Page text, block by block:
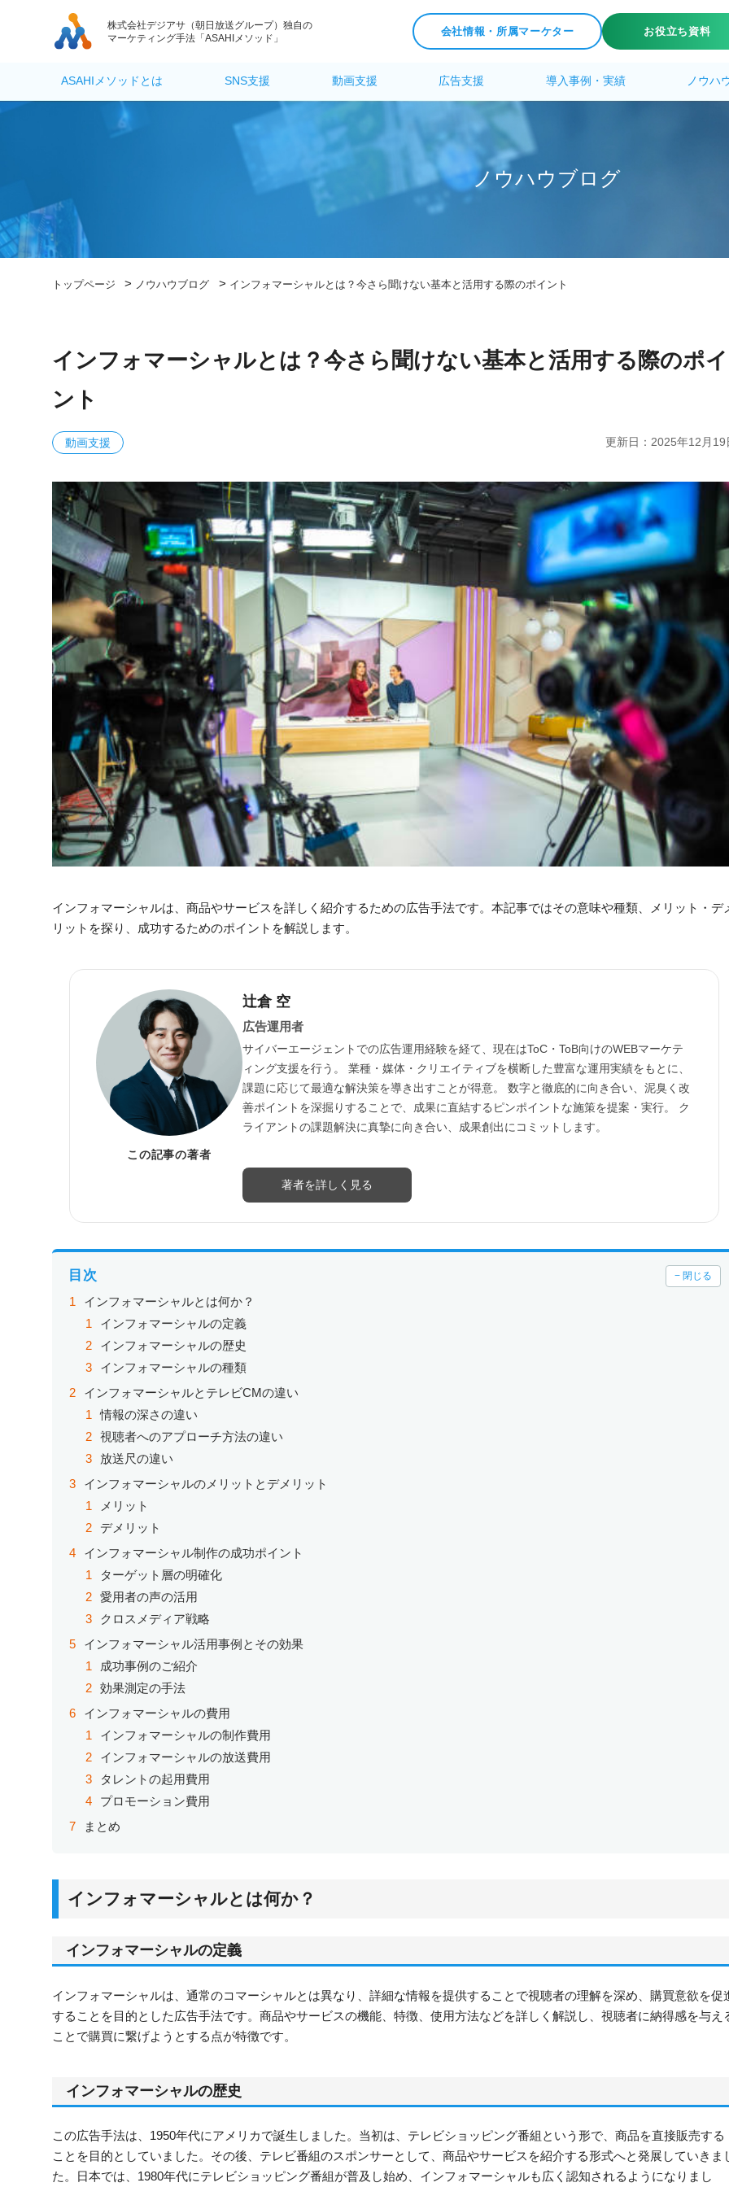
株式会社デジアサ（朝日放送グループ）独自の
マーケティング手法「ASAHIメソッド」
会社情報・所属マーケター お役立ち資料
ASAHIメソッドとは SNS支援 動画支援 広告支援 導入事例・実績 ノウハ
ノ ウハウ ブロ グ
トップページ > ノウハウブログ > インフォマーシャルとは？今さら聞けない基本と活用する際のポイント
インフォマーシャルとは？今さら聞けない基本と活用する際のポイ
ント
動画支援 更新日： 2025年12月19
インフォマーシャルは、商品やサービスを詳しく紹介するための広告手法です。本記事ではその意味や種類、メリット・デ
リットを探り、成功するためのポイントを解説します。
この記事の著者
辻倉 空
広告運用者
サイバーエージェントでの広告運用経験を経て、現在はToC・ToB向けのWEBマーケテ
ィング支援を行う。 業種・媒体・クリエイティブを横断した豊富な運用実績をもとに、
課題に応じて最適な解決策を導き出すことが得意。 数字と徹底的に向き合い、泥臭く改
善ポイントを深掘りすることで、成果に直結するピンポイントな施策を提案・実行。 ク
ライアントの課題解決に真摯に向き合い、成果創出にコミットします。
著者を詳しく見る
目次 − 閉じる
インフォマーシャルとは何か？
インフォマーシャルの定義
インフォマーシャルの歴史
インフォマーシャルの種類
インフォマーシャルとテレビCMの違い
情報の深さの違い
視聴者へのアプローチ方法の違い
放送尺の違い
インフォマーシャルのメリットとデメリット
メリット
デメリット
インフォマーシャル制作の成功ポイント
ターゲット層の明確化
愛用者の声の活用
クロスメディア戦略
インフォマーシャル活用事例とその効果
成功事例のご紹介
効果測定の手法
インフォマーシャルの費用
インフォマーシャルの制作費用
インフォマーシャルの放送費用
タレントの起用費用
プロモーション費用
まとめ
インフォマーシャルとは何か？
インフォマーシャルの定義
インフォマーシャルは、通常のコマーシャルとは異なり、詳細な情報を提供することで視聴者の理解を深め、購買意欲を促
することを目的とした広告手法です。商品やサービスの機能、特徴、使用方法などを詳しく解説し、視聴者に納得感を与え
ことで購買に繋げようとする点が特徴です。
インフォマーシャルの歴史
この広告手法は、1950年代にアメリカで誕生しました。当初は、テレビショッピング番組という形で、商品を直接販売する
ことを目的としていました。その後、テレビ番組のスポンサーとして、商品やサービスを紹介する形式へと発展していきま
た。日本では、1980年代にテレビショッピング番組が普及し始め、インフォマーシャルも広く認知されるようになりまし